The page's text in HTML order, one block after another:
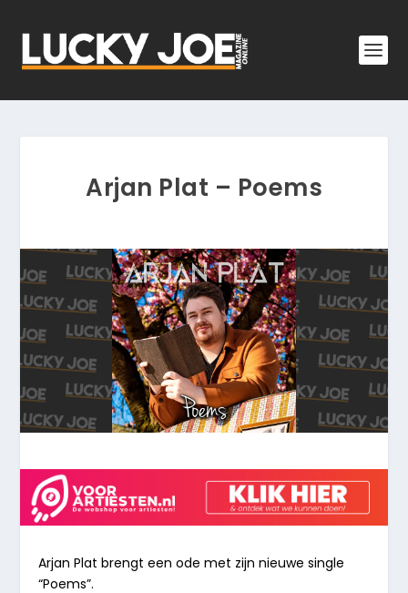
Arjan Plat – Poems
Arjan Plat brengt een ode met zijn nieuwe single
“Poems”.